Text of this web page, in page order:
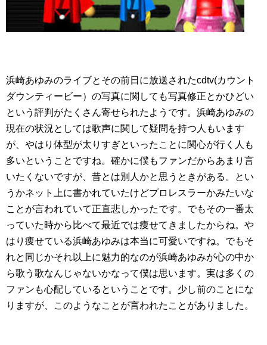
浜崎あゆみのライブとその前日に放送されたcdtv(カウント
ダウンティービー）の写真に関しても写真修正とかひどい
という評判がたくさん寄せられたようです。浜崎あゆみの
現在の状況としては歌声に関して疑問を持つ人もいます
が、やはり体型が太りすぎといったことに関心が行く人も
多いということですね。確かに僕もファンだからあまり言
いたくないですが、昔とは別人かと思うときがある。とい
うかネット上に書かれていたけどプロレスラーかみたいな
ことが言われていて正直悲しかったです。でもその一番太
っていた時から比べて最近では痩せてきましたからね。や
はり痩せている浜崎あゆみは本当に可愛いですね。でもそ
れと同じかそれ以上に魅力的なのが浜崎あゆみが心の中か
ら歌う歌なんじゃないかなって僕は思います。実は多くの
ファンも心配しているということです。少し前のことにな
りますが、このようなことが言われたことがありました。